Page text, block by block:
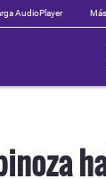
AudioPlayer